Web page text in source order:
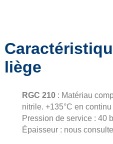
liège
RGC 210: Matériau
nitrile. +135°C en
Pression de service : 40
Épaisseur : nous